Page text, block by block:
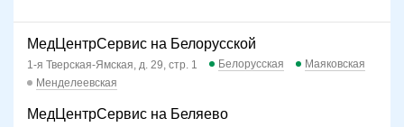
МедЦентрСервис на Белорусской
1-я Тверская-Ямская, д. 29, стр. 1 Белорусская
Маяковская
Менделеевская
МедЦентрСервис на Беляево